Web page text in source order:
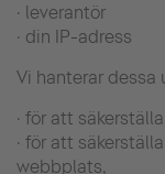
· leverantör
· din IP-adress
Vi hanterar dessa
· för att
· för att
webbplats,